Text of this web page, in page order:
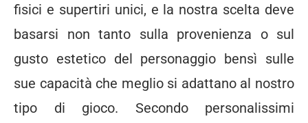
fisici e supertiri unici, e la nostra scelta deve
basarsi non tanto sulla provenienza o sul
gusto estetico del personaggio bensì sulle
sue capacità che meglio si adattano al nostro
tipo di gioco. Secondo personalissimi